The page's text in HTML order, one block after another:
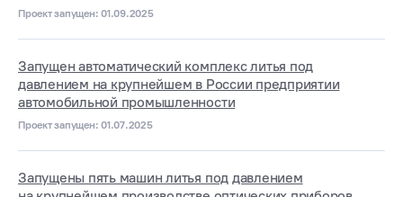
Проект запущен: 01.09.2025
Запущен автоматический комплекс литья под
давлением на крупнейшем в России предприятии
автомобильной промышленности
Проект запущен: 01.07.2025
Запущены пять машин литья под давлением